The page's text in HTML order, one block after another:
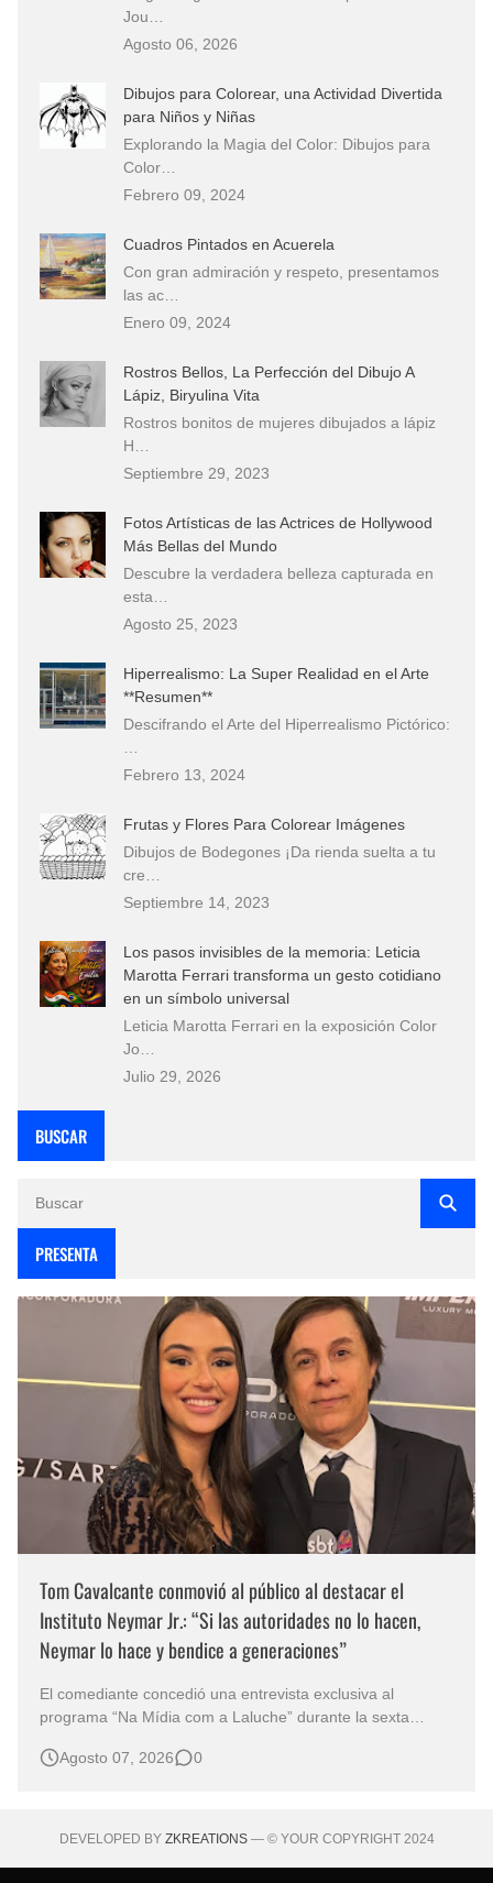
Jou…
Agosto 06, 2026
Dibujos para Colorear, una Actividad Divertida
para Niños y Niñas
Explorando la Magia del Color: Dibujos para
Color…
Febrero 09, 2024
Cuadros Pintados en Acuerela
Con gran admiración y respeto, presentamos
las ac…
Enero 09, 2024
Rostros Bellos, La Perfección del Dibujo A
Lápiz, Biryulina Vita
Rostros bonitos de mujeres dibujados a lápiz
H…
Septiembre 29, 2023
Fotos Artísticas de las Actrices de Hollywood
Más Bellas del Mundo
Descubre la verdadera belleza capturada en
esta…
Agosto 25, 2023
Hiperrealismo: La Super Realidad en el Arte
**Resumen**
Descifrando el Arte del Hiperrealismo Pictórico:
Febrero 13, 2024
Frutas y Flores Para Colorear Imágenes
Dibujos de Bodegones ¡Da rienda suelta a tu
cre…
Septiembre 14, 2023
Los pasos invisibles de la memoria: Leticia
Marotta Ferrari transforma un gesto cotidiano
en un símbolo universal
Leticia Marotta Ferrari en la exposición Color
Jo…
Julio 29, 2026
BUSCAR
PRESENTA
Tom Cavalcante conmovió al público al destacar el
Instituto Neymar Jr.: “Si las autoridades no lo hacen,
Neymar lo hace y bendice a generaciones”
El comediante concedió una entrevista exclusiva al
programa “Na Mídia com a Laluche” durante la sexta
eventos benéficos más importantes de Brasil. En medio del
Agosto 07, 2026 0
DEVELOPED BY ZKREATIONS— © YOUR COPYRIGHT 2024